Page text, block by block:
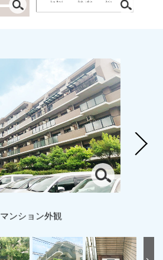
マンション外観